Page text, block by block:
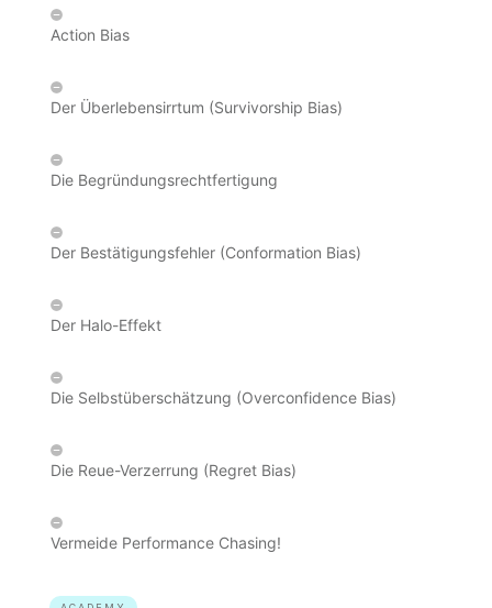
Action Bias
Der Überlebensirrtum (Survivorship Bias)
Die Begründungsrechtfertigung
Der Bestätigungsfehler (Conformation Bias)
Der Halo-Effekt
Die Selbstüberschätzung (Overconfidence Bias)
Die Reue-Verzerrung (Regret Bias)
Vermeide Performance Chasing!